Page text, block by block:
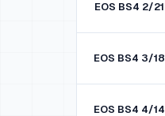
EOS BS4 2/21
EOS BS4 3/18
EOS BS4 4/14